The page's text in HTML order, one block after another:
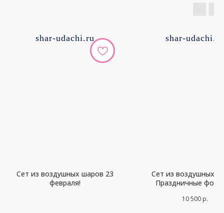
shar-udachi.ru
Сет из воздушных шаров 23
февраля!
shar-udachi.ru
Сет из воздушных
Праздничные
10 500 р.